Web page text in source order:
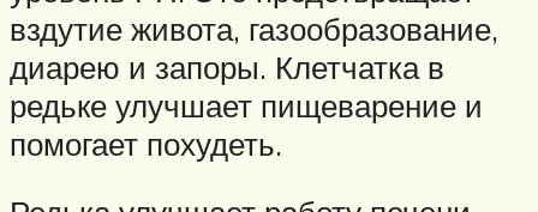
вздутие живота, газообразование,
диарею и запоры. Клетчатка в
редьке улучшает пищеварение и
помогает похудеть.